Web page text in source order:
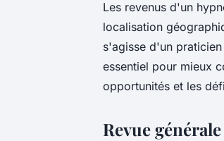
Les revenus d'un
localisation
s'agisse d'un
essentiel pour mieux
opportunités et les
Revue